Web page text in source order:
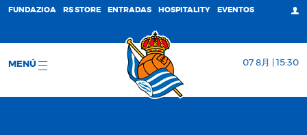
FUNDAZIOA RS STORE ENTRADAS HOSPITALITY EVENTOS
MENÚ 07 8月 | 15:30